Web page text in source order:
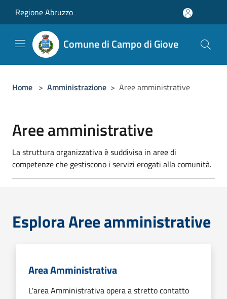
Regione Abruzzo
Comune di Campo di Giove
Home > Amministrazione > Aree amministrative
Aree amministrative
La struttura organizzativa è suddivisa in aree di
competenze che gestiscono i servizi erogati alla comunità.
Esplora Aree amministrative
Area Amministrativa
L'area Amministrativa opera a stretto contatto